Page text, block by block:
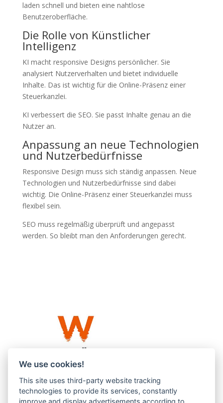
laden schnell und bieten eine nahtlose
Benutzeroberfläche.
Die Rolle von Künstlicher
Intelligenz
KI macht responsive Designs persönlicher. Sie
analysiert Nutzerverhalten und bietet individuelle
Inhalte. Das ist wichtig für die Online-Präsenz einer
Steuerkanzlei.
KI verbessert die SEO. Sie passt Inhalte genau an die
Nutzer an.
Anpassung an neue Technologien
und Nutzerbedürfnisse
Responsive Design muss sich ständig anpassen. Neue
Technologien und Nutzerbedürfnisse sind dabei
wichtig. Die Online-Präsenz einer Steuerkanzlei muss
flexibel sein.
SEO muss regelmäßig überprüft und angepasst
werden. So bleibt man den Anforderungen gerecht.
Westküste UG (haftungsbeschränkt)
We use cookies!
This site uses third-party website tracking
technologies to provide its services, constantly